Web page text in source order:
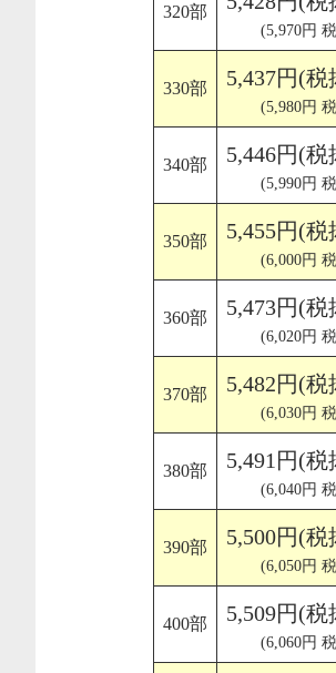
320部
(5,970円
330部 5,437円(税
(5,980円
340部 5,446円(税
(5,990円
350部 5,455円(税
(6,000円
360部 5,473円(税
(6,020円
370部 5,482円(税
(6,030円
380部 5,491円(税
(6,040円
390部 5,500円(税
(6,050円
400部 5,509円(税
(6,060円